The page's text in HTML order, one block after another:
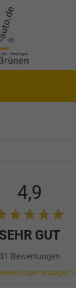
4,9
SEHR GUT
31 Bewertungen
anzeigen >